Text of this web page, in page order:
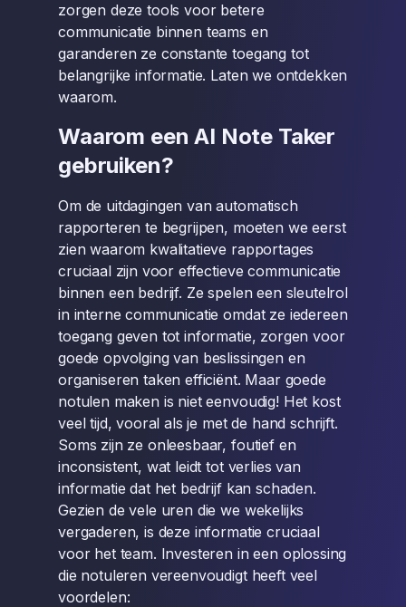
zorgen deze tools voor betere
communicatie binnen teams en
garanderen ze constante toegang tot
belangrijke informatie. Laten we ontdekken
waarom.
Waarom een AI Note Taker
gebruiken?
Om de uitdagingen van automatisch
rapporteren te begrijpen, moeten we eerst
zien waarom kwalitatieve rapportages
cruciaal zijn voor effectieve communicatie
binnen een bedrijf. Ze spelen een sleutelrol
in interne communicatie omdat ze iedereen
toegang geven tot informatie, zorgen voor
goede opvolging van beslissingen en
organiseren taken efficiënt. Maar goede
notulen maken is niet eenvoudig! Het kost
veel tijd, vooral als je met de hand schrijft.
Soms zijn ze onleesbaar, foutief en
inconsistent, wat leidt tot verlies van
informatie dat het bedrijf kan schaden.
Gezien de vele uren die we wekelijks
vergaderen, is deze informatie cruciaal
voor het team. Investeren in een oplossing
die notuleren vereenvoudigt heeft veel
voordelen: